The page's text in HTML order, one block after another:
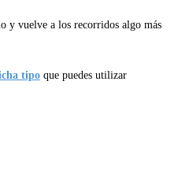
y vuelve a los recorridos algo más
tipo que puedes utilizar